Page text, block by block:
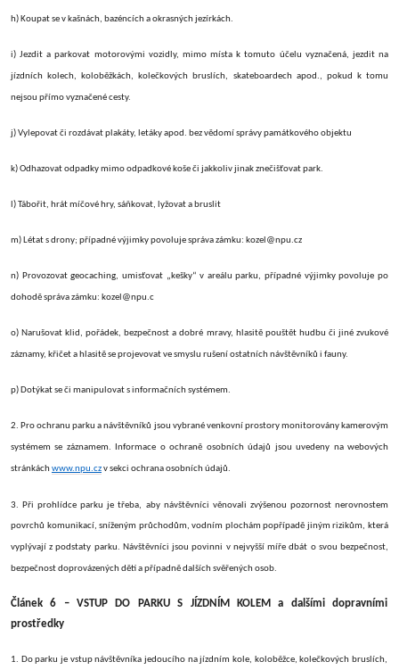
h) Koupat se v kašnách, bazéncích a okrasných jezírkách.
i) Jezdit a parkovat motorovými vozidly, mimo místa k tomuto účelu vyznačená, jezdit na
jízdních kolech, koloběžkách, kolečkových bruslích, skateboardech apod., pokud k tomu
nejsou přímo vyznačené cesty.
j) Vylepovat či rozdávat plakáty, letáky apod. bez vědomí správy památkového objektu
k) Odhazovat odpadky mimo odpadkové koše či jakkoliv jinak znečišťovat park.
l) Tábořit, hrát míčové hry, sáňkovat, lyžovat a bruslit
m) Létat s drony; případné výjimky povoluje správa zámku: kozel@npu.cz
n) Provozovat geocaching, umisťovat „kešky“ v areálu parku, případné výjimky povoluje po
dohodě správa zámku: kozel@npu.c
o) Narušovat klid, pořádek, bezpečnost a dobré mravy, hlasitě pouštět hudbu či jiné zvukové
záznamy, křičet a hlasitě se projevovat ve smyslu rušení ostatních návštěvníků i fauny.
p) Dotýkat se či manipulovat s informačních systémem.
2. Pro ochranu parku a návštěvníků jsou vybrané venkovní prostory monitorovány kamerovým
systémem se záznamem. Informace o ochraně osobních údajů jsou uvedeny na webových
stránkáchwww.npu.czv sekci ochrana osobních údajů.
3. Při prohlídce parku je třeba, aby návštěvníci věnovali zvýšenou pozornost nerovnostem
povrchů komunikací, sníženým průchodům, vodním plochámpopřípadě jiným rizikům, která
vyplývají z podstaty parku. Návštěvníci jsou povinni v nejvyšší míře dbát o svou bezpečnost,
bezpečnost doprovázených dětí a případně dalších svěřených osob.
Článek 6 – VSTUP DO PARKU S JÍZDNÍM KOLEM a dalšími dopravními
prostředky
1. Do parku je vstup návštěvníka jedoucího na jízdním kole, koloběžce, kolečkových bruslích,